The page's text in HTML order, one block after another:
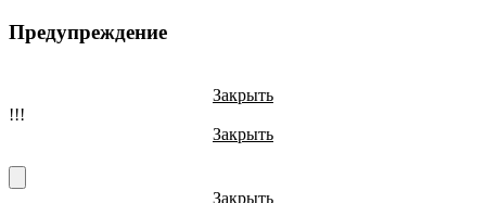
Предупреждение
Закрыть
!!!
Закрыть
Закрыть